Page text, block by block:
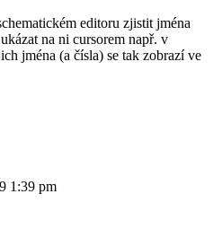
editoru zjistit jména
na ni cursorem např. v
jména (a čísla) se tak zobrazí ve
1:39 pm